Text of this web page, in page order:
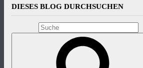
DIESES BLOG DURCHSUCHEN